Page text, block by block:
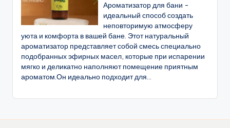
Ароматизатор для бани -
идеальный способ создать
неповторимую атмосферу
уюта и комфорта в вашей бане. Этот натуральный
ароматизатор представляет собой смесь специально
подобранных эфирных масел, которые при испарении
мягко и деликатно наполняют помещение приятным
ароматом.Он идеально подходит для...